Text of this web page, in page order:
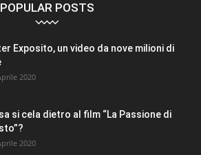
POPULAR POSTS
Exposito, un video da nove milioni di
2020
si cela dietro al film “La Passione di
2020